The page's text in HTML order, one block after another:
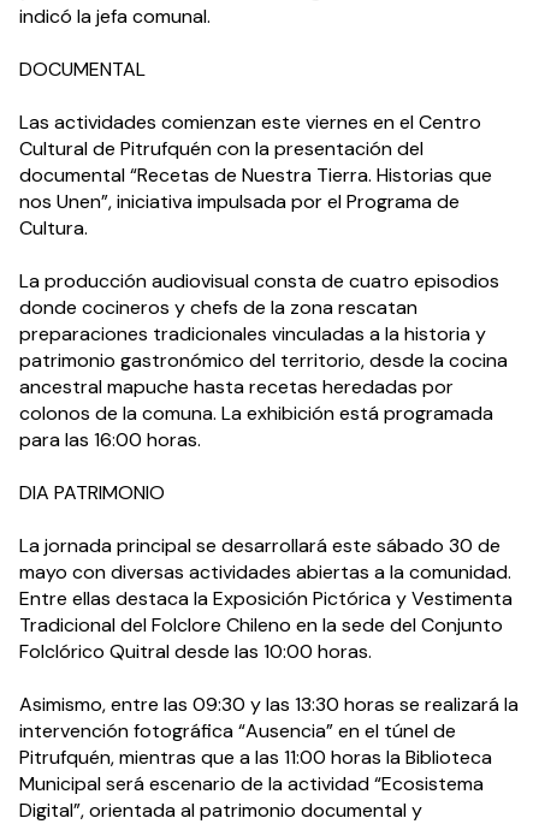
indicó la jefa comunal.
DOCUMENTAL
Las actividades comienzan este viernes en el Centro
Cultural de Pitrufquén con la presentación del
documental “Recetas de Nuestra Tierra. Historias que
nos Unen”, iniciativa impulsada por el Programa de
Cultura.
La producción audiovisual consta de cuatro episodios
donde cocineros y chefs de la zona rescatan
preparaciones tradicionales vinculadas a la historia y
patrimonio gastronómico del territorio, desde la cocina
ancestral mapuche hasta recetas heredadas por
colonos de la comuna. La exhibición está programada
para las 16:00 horas.
DIA PATRIMONIO
La jornada principal se desarrollará este sábado 30 de
mayo con diversas actividades abiertas a la comunidad.
Entre ellas destaca la Exposición Pictórica y Vestimenta
Tradicional del Folclore Chileno en la sede del Conjunto
Folclórico Quitral desde las 10:00 horas.
Asimismo, entre las 09:30 y las 13:30 horas se realizará la
intervención fotográfica “Ausencia” en el túnel de
Pitrufquén, mientras que a las 11:00 horas la Biblioteca
Municipal será escenario de la actividad “Ecosistema
Digital”, orientada al patrimonio documental y